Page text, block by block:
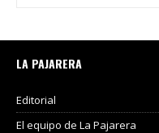
LA PAJARERA
Editorial
El equipo de La Pajarera